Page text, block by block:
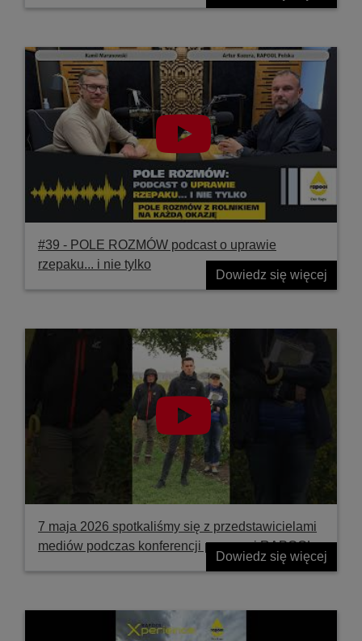
#39 ‐ POLE ROZMÓW podcast o uprawie
rzepaku... i nie tylko
Dowiedz się więcej
7 maja 2026 spotkaliśmy się z przedstawicielami
mediów podczas konferencji prasowej RAPOOL
Dowiedz się więcej